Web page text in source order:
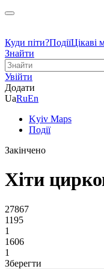
Куди піти?ПодіїЦікаві
Знайти
Увійти
Додати
UaRuEn
Kyiv Maps
Події
Закінчено
Хіти
27867
1195
1
1606
1
Зберегти